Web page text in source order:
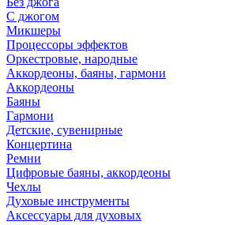
С джогом
Микшеры
Процессоры эффектов
Оркестровые, народные
Аккордеоны, баяны, гармони
Аккордеоны
Баяны
Гармони
Детские, сувенирные
Концертина
Ремни
Цифровые баяны, аккордеоны
Чехлы
Духовые инструменты
Аксессуары для духовых